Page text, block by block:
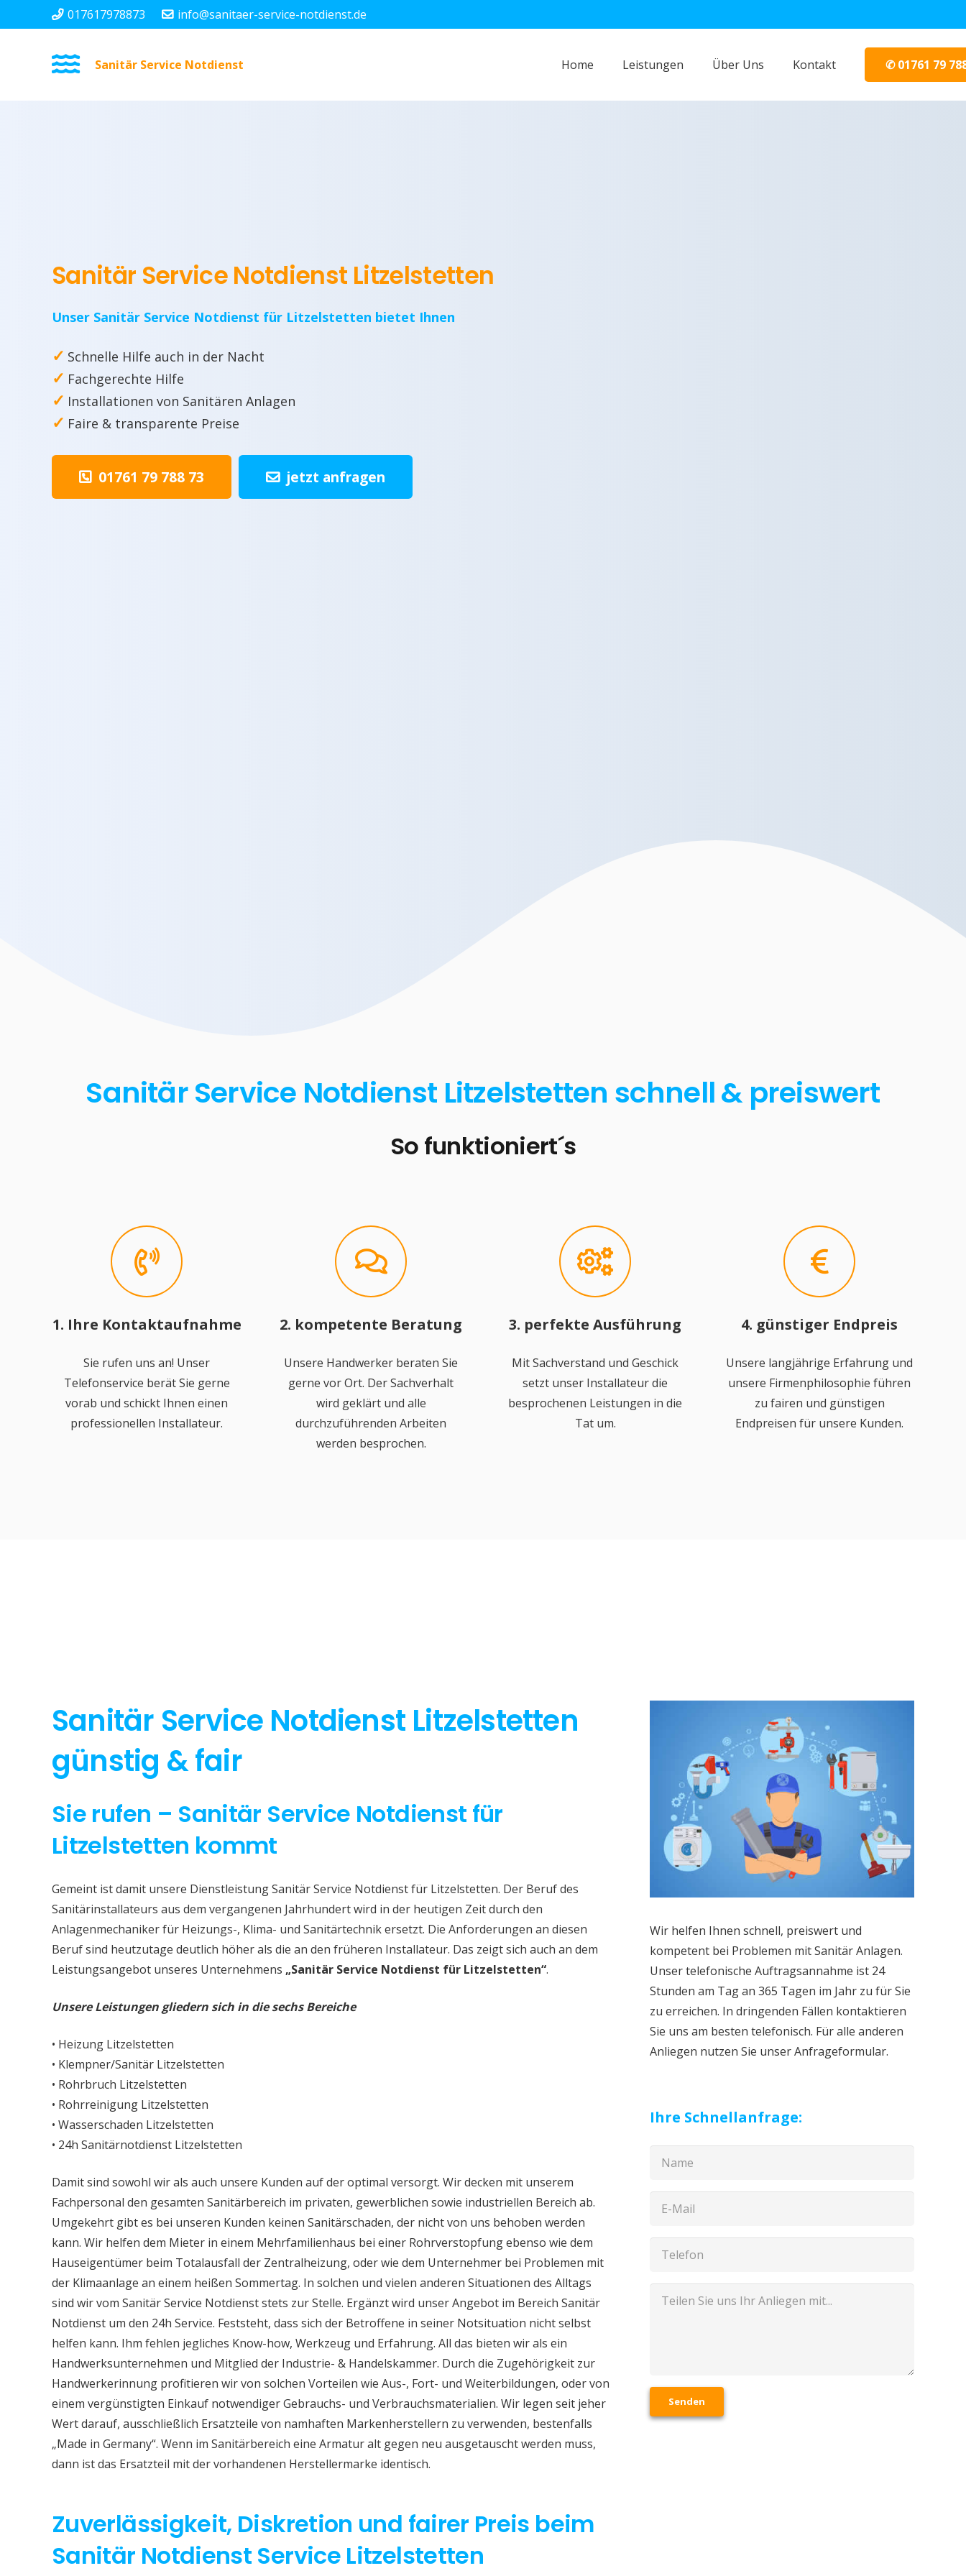
017617978873 info@sanitaer-service-notdienst.de
Sanitär Service Notdienst Home Leistungen Über Uns Kontakt ✆ 01761 79
Sanitär Service Notdienst Litzelstetten
Unser Sanitär Service Notdienst für Litzelstetten bietet Ihnen
✓ Schnelle Hilfe auch in der Nacht
✓ Fachgerechte Hilfe
✓ Installationen von Sanitären Anlagen
✓ Faire & transparente Preise
01761 79 788 73 jetzt anfragen
Sanitär Service Notdienst Litzelstetten schnell & preiswert
So funktioniert´s
1. Ihre Kontaktaufnahme
Sie rufen uns an! Unser
Telefonservice berät Sie gerne
vorab und schickt Ihnen einen
professionellen Installateur.
2. kompetente Beratung
Unsere Handwerker beraten Sie
gerne vor Ort. Der Sachverhalt
wird geklärt und alle
durchzuführenden Arbeiten
werden besprochen.
3. perfekte Ausführung
Mit Sachverstand und Geschick
setzt unser Installateur die
besprochenen Leistungen in die
Tat um.
4. günstiger Endpreis
Unsere langjährige Erfahrung und
unsere Firmenphilosophie führen
zu fairen und günstigen
Endpreisen für unsere Kunden.
Sanitär Service Notdienst Litzelstetten
günstig & fair
Sie rufen – Sanitär Service Notdienst für
Litzelstetten kommt
Gemeint ist damit unsere Dienstleistung Sanitär Service Notdienst für Litzelstetten. Der Beruf des
Sanitärinstallateurs aus dem vergangenen Jahrhundert wird in der heutigen Zeit durch den
Anlagenmechaniker für Heizungs-, Klima- und Sanitärtechnik ersetzt. Die Anforderungen an diesen
Beruf sind heutzutage deutlich höher als die an den früheren Installateur. Das zeigt sich auch an dem
Leistungsangebot unseres Unternehmens „Sanitär Service Notdienst für Litzelstetten“.
Unsere Leistungen gliedern sich in die sechs Bereiche
• Heizung Litzelstetten
• Klempner/Sanitär Litzelstetten
• Rohrbruch Litzelstetten
• Rohrreinigung Litzelstetten
• Wasserschaden Litzelstetten
• 24h Sanitärnotdienst Litzelstetten
Damit sind sowohl wir als auch unsere Kunden auf der optimal versorgt. Wir decken mit unserem
Fachpersonal den gesamten Sanitärbereich im privaten, gewerblichen sowie industriellen Bereich ab.
Umgekehrt gibt es bei unseren Kunden keinen Sanitärschaden, der nicht von uns behoben werden
kann. Wir helfen dem Mieter in einem Mehrfamilienhaus bei einer Rohrverstopfung ebenso wie dem
Hauseigentümer beim Totalausfall der Zentralheizung, oder wie dem Unternehmer bei Problemen mit
der Klimaanlage an einem heißen Sommertag. In solchen und vielen anderen Situationen des Alltags
sind wir vom Sanitär Service Notdienst stets zur Stelle. Ergänzt wird unser Angebot im Bereich Sanitär
Notdienst um den 24h Service. Feststeht, dass sich der Betroffene in seiner Notsituation nicht selbst
helfen kann. Ihm fehlen jegliches Know-how, Werkzeug und Erfahrung. All das bieten wir als ein
Handwerksunternehmen und Mitglied der Industrie- & Handelskammer. Durch die Zugehörigkeit zur
Handwerkerinnung profitieren wir von solchen Vorteilen wie Aus-, Fort- und Weiterbildungen, oder von
einem vergünstigten Einkauf notwendiger Gebrauchs- und Verbrauchsmaterialien. Wir legen seit jeher
Wert darauf, ausschließlich Ersatzteile von namhaften Markenherstellern zu verwenden, bestenfalls
„Made in Germany“. Wenn im Sanitärbereich eine Armatur alt gegen neu ausgetauscht werden muss,
dann ist das Ersatzteil mit der vorhandenen Herstellermarke identisch.
Zuverlässigkeit, Diskretion und fairer Preis beim
Sanitär Notdienst Service Litzelstetten
Wir helfen Ihnen schnell, preiswert und
kompetent bei Problemen mit Sanitär Anlagen.
Unser telefonische Auftragsannahme ist 24
Stunden am Tag an 365 Tagen im Jahr zu für Sie
zu erreichen. In dringenden Fällen kontaktieren
Sie uns am besten telefonisch. Für alle anderen
Anliegen nutzen Sie unser Anfrageformular.
Ihre Schnellanfrage:
Senden